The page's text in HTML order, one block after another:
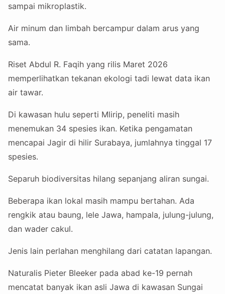
sampai mikroplastik.
Air minum dan limbah bercampur dalam arus yang
sama.
Riset Abdul R. Faqih yang rilis Maret 2026
memperlihatkan tekanan ekologi tadi lewat data ikan
air tawar.
Di kawasan hulu seperti Mlirip, peneliti masih
menemukan 34 spesies ikan. Ketika pengamatan
mencapai Jagir di hilir Surabaya, jumlahnya tinggal 17
spesies.
Separuh biodiversitas hilang sepanjang aliran sungai.
Beberapa ikan lokal masih mampu bertahan. Ada
rengkik atau baung, lele Jawa, hampala, julung-julung,
dan wader cakul.
Jenis lain perlahan menghilang dari catatan lapangan.
Naturalis Pieter Bleeker pada abad ke-19 pernah
mencatat banyak ikan asli Jawa di kawasan Sungai